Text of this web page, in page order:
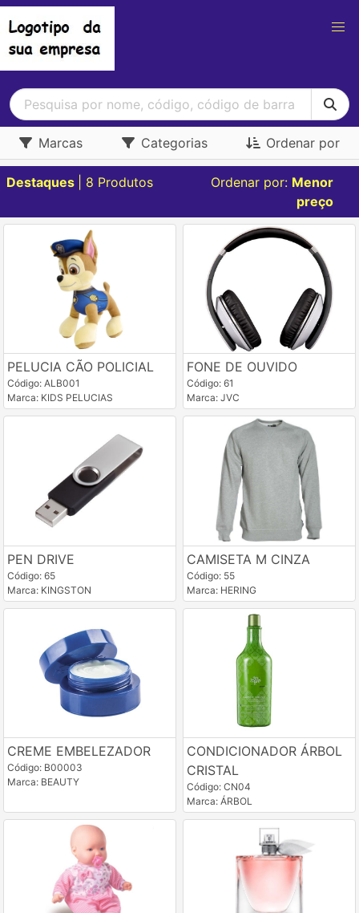
Marcas Categorias Ordenar por
Destaques | 8 Produtos Ordenar por: Menor
preço
PELUCIA CÃO POLICIAL
Código: ALB001
Marca: KIDS PELUCIAS
FONE DE OUVIDO
Código: 61
Marca: JVC
PEN DRIVE
Código: 65
Marca: KINGSTON
CAMISETA M CINZA
Código: 55
Marca: HERING
CREME EMBELEZADOR
Código: B00003
Marca: BEAUTY
CONDICIONADOR ÁRBOL
CRISTAL
Código: CN04
Marca: ÁRBOL